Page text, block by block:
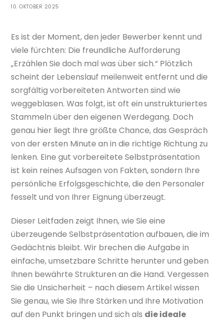
10. OKTOBER 2025
Es ist der Moment, den jeder Bewerber kennt und
viele fürchten: Die freundliche Aufforderung
„Erzählen Sie doch mal was über sich.“ Plötzlich
scheint der Lebenslauf meilenweit entfernt und die
sorgfältig vorbereiteten Antworten sind wie
weggeblasen. Was folgt, ist oft ein unstrukturiertes
Stammeln über den eigenen Werdegang. Doch
genau hier liegt Ihre größte Chance, das Gespräch
von der ersten Minute an in die richtige Richtung zu
lenken. Eine gut vorbereitete Selbstpräsentation
ist kein reines Aufsagen von Fakten, sondern Ihre
persönliche Erfolgsgeschichte, die den Personaler
fesselt und von Ihrer Eignung überzeugt.
Dieser Leitfaden zeigt Ihnen, wie Sie eine
überzeugende Selbstpräsentation aufbauen, die im
Gedächtnis bleibt. Wir brechen die Aufgabe in
einfache, umsetzbare Schritte herunter und geben
Ihnen bewährte Strukturen an die Hand. Vergessen
Sie die Unsicherheit – nach diesem Artikel wissen
Sie genau, wie Sie Ihre Stärken und Ihre Motivation
auf den Punkt bringen und sich als die ideale